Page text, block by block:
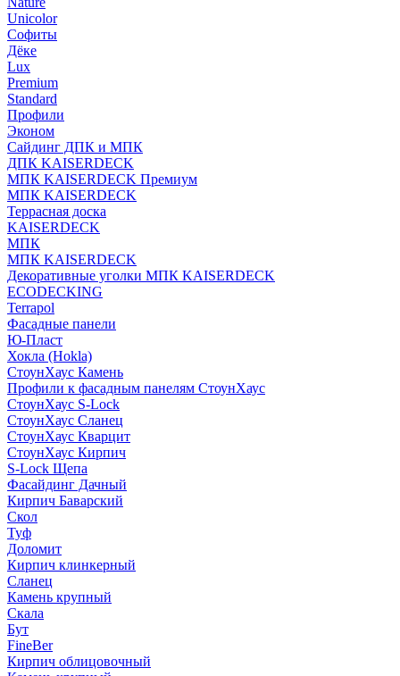
Unicolor
Софиты
Дёке
Lux
Premium
Standard
Профили
Эконом
Сайдинг ДПК и МПК
ДПК KAISERDECK
МПК KAISERDECK Премиум
МПК KAISERDECK
Террасная доска
KAISERDECK
МПК
МПК KAISERDECK
Декоративные уголки МПК KAISERDECK
ECODECKING
Terrapol
Фасадные панели
Ю-Пласт
Хокла (Hokla)
СтоунХаус Камень
Профили к фасадным панелям СтоунХаус
СтоунХаус S-Lock
СтоунХаус Сланец
СтоунХаус Кварцит
СтоунХаус Кирпич
S-Lock Щепа
Фасайдинг Дачный
Кирпич Баварский
Скол
Туф
Доломит
Кирпич клинкерный
Сланец
Камень крупный
Скала
Бут
FineBer
Кирпич облицовочный